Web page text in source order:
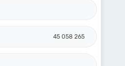
45 058 265